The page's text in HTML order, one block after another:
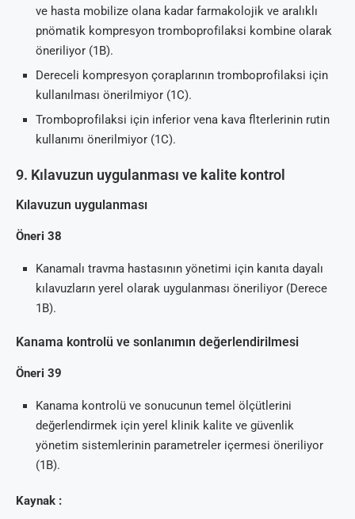
ve hasta mobilize olana kadar farmakolojik ve aralıklı
pnömatik kompresyon tromboprofilaksi kombine olarak
öneriliyor (1B).
Dereceli kompresyon çoraplarının tromboprofilaksi için
kullanılması önerilmiyor (1C).
Tromboprofilaksi için inferior vena kava flterlerinin rutin
kullanımı önerilmiyor (1C).
9. Kılavuzun uygulanması ve kalite kontrol
Kılavuzun uygulanması
Öneri 38
Kanamalı travma hastasının yönetimi için kanıta dayalı
kılavuzların yerel olarak uygulanması öneriliyor (Derece
1B).
Kanama kontrolü ve sonlanımın değerlendirilmesi
Öneri 39
Kanama kontrolü ve sonucunun temel ölçütlerini
değerlendirmek için yerel klinik kalite ve güvenlik
yönetim sistemlerinin parametreler içermesi öneriliyor
(1B).
Kaynak :